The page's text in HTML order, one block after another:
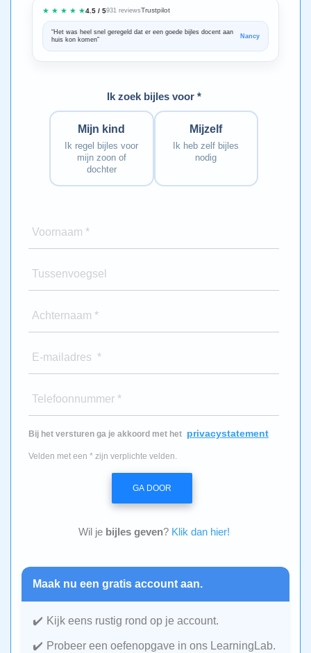
★ ★ ★ ★ ★4.5 / 5931 reviewsTrustpilot
“Het was heel snel geregeld dat er een goede bijles docent aan
huis kon komen”
Nancy
Ik zoek bijles voor *
Mijn kind
Ik regel bijles voor
mijn zoon of
dochter
Mijzelf
Ik heb zelf bijles
nodig
Voornaam *
Tussenvoegsel
Achternaam *
E-mailadres *
Telefoonnummer *
Bij het versturen ga je akkoord met het privacystatement
Velden met een * zijn verplichte velden.
GA DOOR
Wil je bijles geven? Klik dan hier!
Maak nu een gratis account aan.
Kijk eens rustig rond op je account.
Probeer een oefenopgave in ons LearningLab.